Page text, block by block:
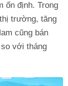
ổn định. Trong
trường, tăng
cũng bán
với tháng